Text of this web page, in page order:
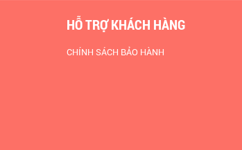
HỖ TRỢ KHÁCH HÀNG
CHÍNH SÁCH BẢO HÀNH